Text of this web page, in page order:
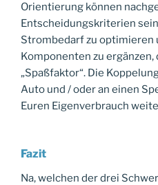
Orientierung können
Entscheidungskriterien
Strombedarf zu optimieren
Komponenten zu
„Spaßfaktor“. Die
Auto und / oder an einen
Euren Eigenverbrauch
Fazit
Na, welchen der drei